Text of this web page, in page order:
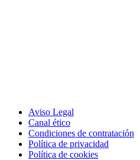
Aviso Legal
Canal ético
Condiciones de contratación
Política de privacidad
Política de cookies